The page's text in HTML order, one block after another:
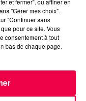
toujours plus
et fermer", ou affiner en
"Gérer mes choix".
"Continuer sans
pour ce site. Vous
consentement à tout
bas de chaque page.